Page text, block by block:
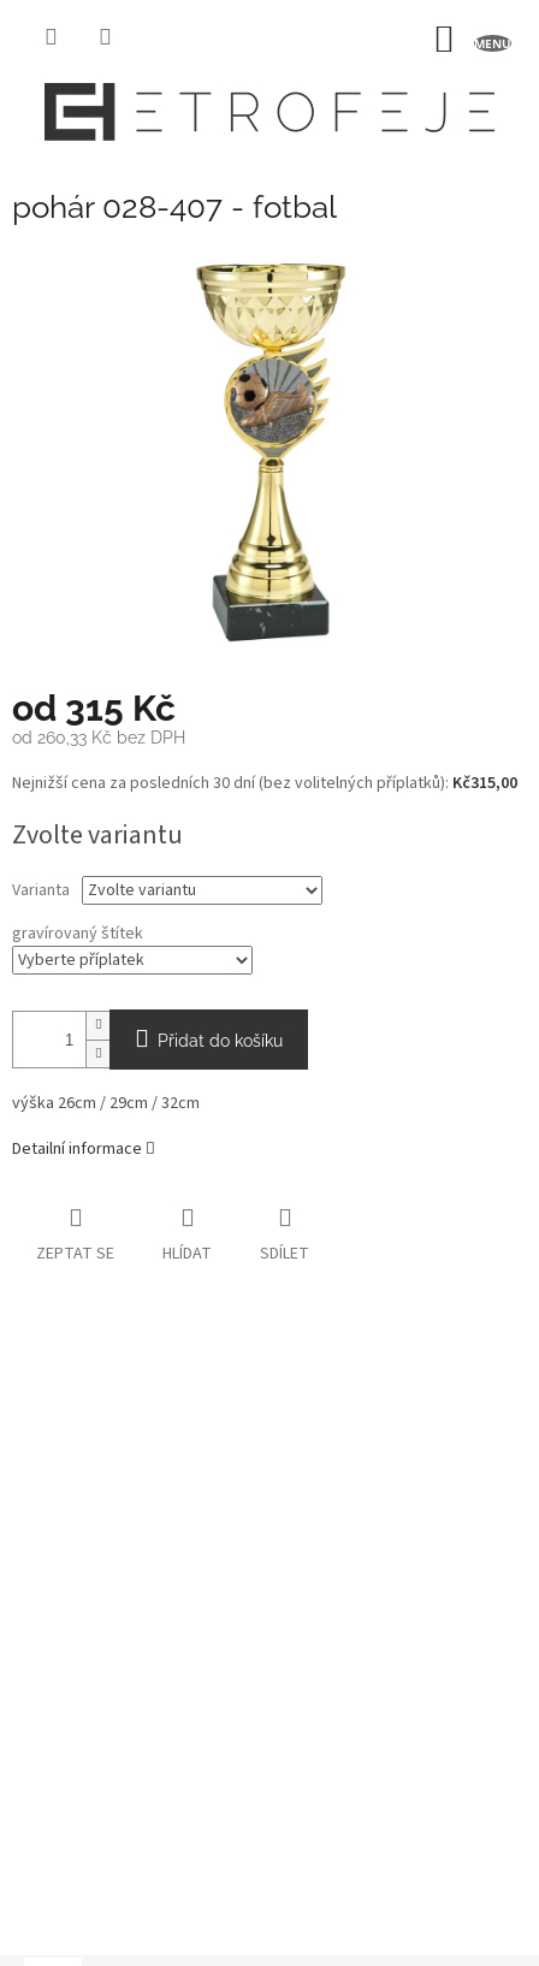
pohár 028-407 - fotbal
od 315 Kč
od 260,33 Kč bez DPH
Měrná
cena:
Nejnižší cena za posledních 30 dní (bez volitelných příplatků): Kč315,00
Zvolte variantu
Varianta
gravírovaný štítek
Přidat do košíku
výška 26cm / 29cm / 32cm
Detailní informace
ZEPTAT SE HLÍDAT SDÍLET